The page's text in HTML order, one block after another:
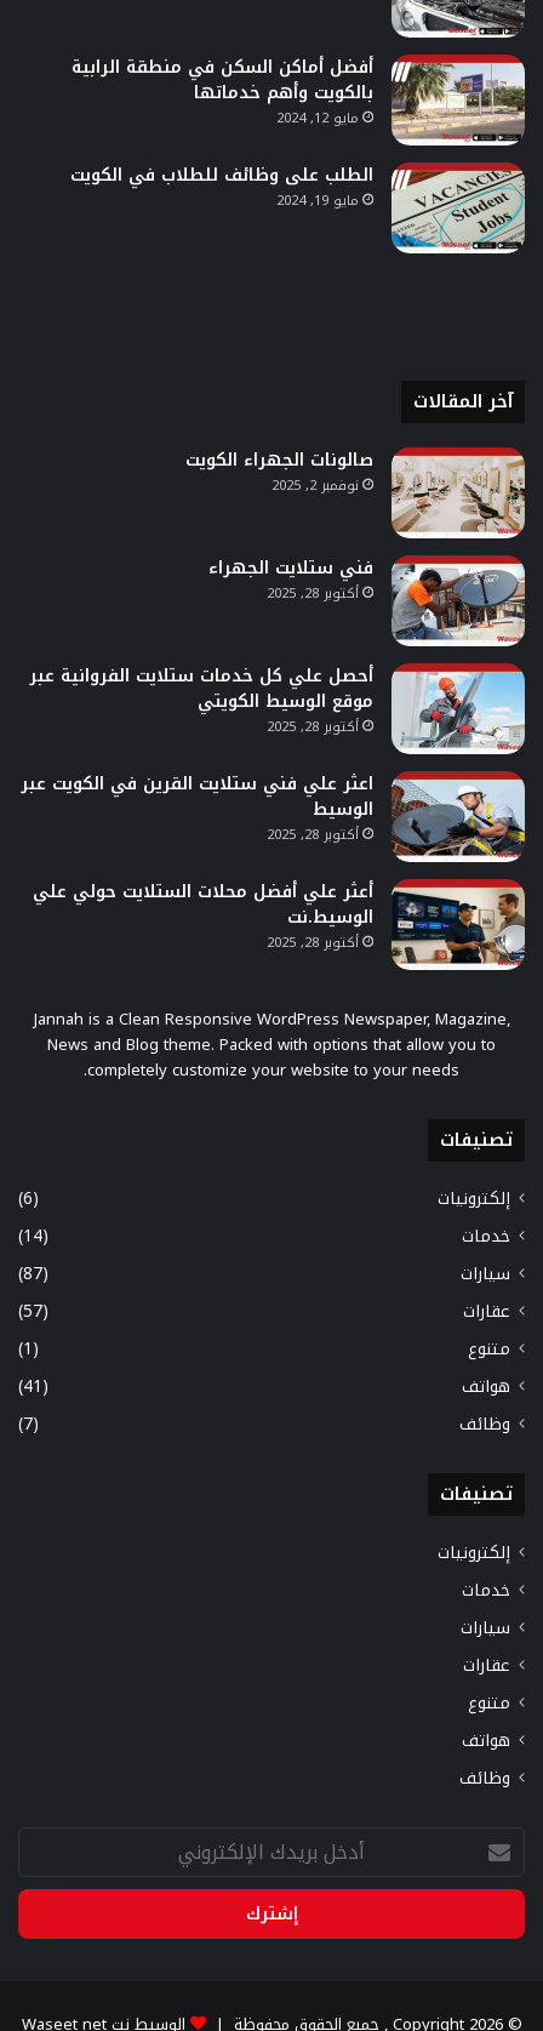
أفضل أماكن السكن في منطقة الرابية
بالكويت وأهم خدماتها
مايو 12, 2024
الطلب على وظائف للطلاب في الكويت
مايو 19, 2024
آخر المقالات
صالونات الجهراء الكويت
نوفمبر 2, 2025
فني ستلايت الجهراء
أكتوبر 28, 2025
أحصل علي كل خدمات ستلايت الفروانية عبر
موقع الوسيط الكويتي
أكتوبر 28, 2025
اعثر علي فني ستلايت القرين في الكويت عبر
الوسيط
أكتوبر 28, 2025
أعثر علي أفضل محلات الستلايت حولي علي
الوسيط.نت
أكتوبر 28, 2025
Jannah is a Clean Responsive WordPress Newspaper, Magazine,
News and Blog theme. Packed with options that allow you to
completely customize your website to your needs.
تصنيفات
إلكترونيات
(6)
خدمات
(14)
سيارات
(87)
عقارات
(57)
متنوع
(1)
هواتف
(41)
وظائف
(7)
تصنيفات
إلكترونيات
خدمات
سيارات
عقارات
متنوع
هواتف
وظائف
أدخل
بريدك
الإلكتروني
© Copyright 2026 , جميع الحقوق محفوظة | الوسيط نت Waseet net